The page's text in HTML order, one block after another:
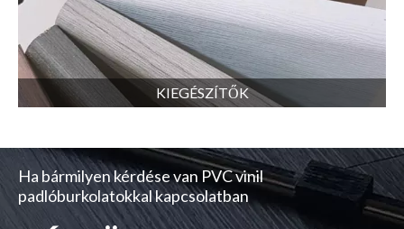
KIEGÉSZÍTŐK
Ha bármilyen kérdése van PVC vinil
padlóburkolatokkal kapcsolatban